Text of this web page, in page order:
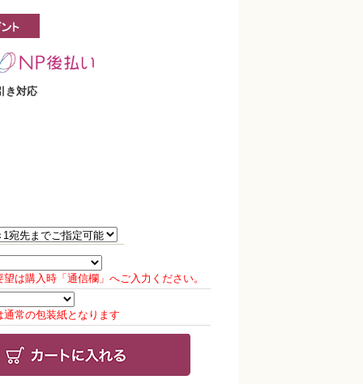
き対応
は購入時「通信欄」へご入力ください。
通常の包装紙となります